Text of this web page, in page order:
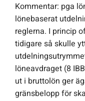
Kommentar: pga
lönebaserat
reglerna. I princip
tidigare så skulle
löneavdraget (8
ut i bruttolön ger
gränsbelopp för